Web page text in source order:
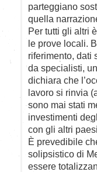
parteggiano
quella
Per tutti gli altri
le prove locali.
riferimento, dati
da specialisti,
dichiara che
lavoro si rinvia
sono mai stati
investimenti
con gli altri
È prevedibile
solipsistico di
essere